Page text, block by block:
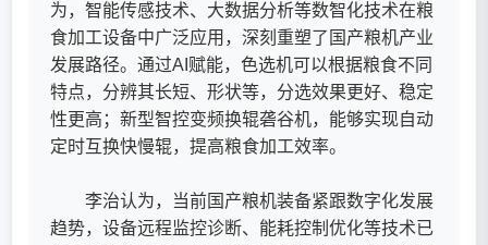
为，智能传感技术、大数据分析等数智化技术在粮
食加工设备中广泛应用，深刻重塑了国产粮机产业
发展路径。通过AI赋能，色选机可以根据粮食不同
特点，分辨其长短、形状等，分选效果更好、稳定
性更高；新型智控变频换辊砻谷机，能够实现自动
定时互换快慢辊，提高粮食加工效率。
李治认为，当前国产粮机装备紧跟数字化发展
趋势，设备远程监控诊断、能耗控制优化等技术已